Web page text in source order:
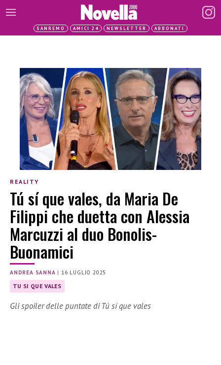
SANREMO AMICI 24 NEWSLETTER ABBONATI
REALITY
Tú sí que vales, da Maria De
Filippi che duetta con Alessia
Marcuzzi al duo Bonolis-
Buonamici
ANDREA SANNA | 16 LUGLIO 2025
TU SI QUE VALES
Gli spoiler delle puntate di Tú sí que vales